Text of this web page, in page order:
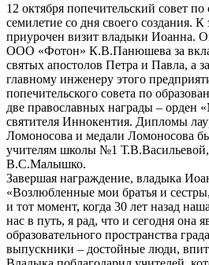
12 октября попечительский совет
семилетие со дня своего создания.
приурочен визит владыки Иоанна.
ООО «Фотон» К.В.Панюшева за
святых апостолов Петра и Павла, а
главному инженеру этого
попечительского совета по
две православных награды – орден
святителя Иннокентия. Дипломы
Ломоносова и медали Ломоносова
учителям школы №1
В.С.Малышко.
Завершая награждение, владыка
«Возлюбленные мои братья и
и тот момент, когда 30 лет назад
нас в путь, я рад, что и сегодня она
образовательного пространства
выпускники – достойные люди,